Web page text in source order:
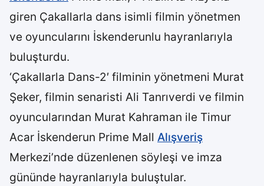
giren Çakallarla dans isimli filmin yönetmen
ve oyuncularını İskenderunlu hayranlarıyla
buluşturdu.
‘Çakallarla Dans-2′ filminin yönetmeni Murat
Şeker, filmin senaristi Ali Tanrıverdi ve filmin
oyuncularından Murat Kahraman ile Timur
Acar İskenderun Prime Mall Alışveriş
Merkezi’nde düzenlenen söyleşi ve imza
gününde hayranlarıyla buluştular.